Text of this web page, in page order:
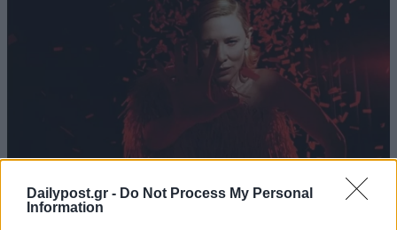
Dailypost.gr - Do Not Process My Personal
Information